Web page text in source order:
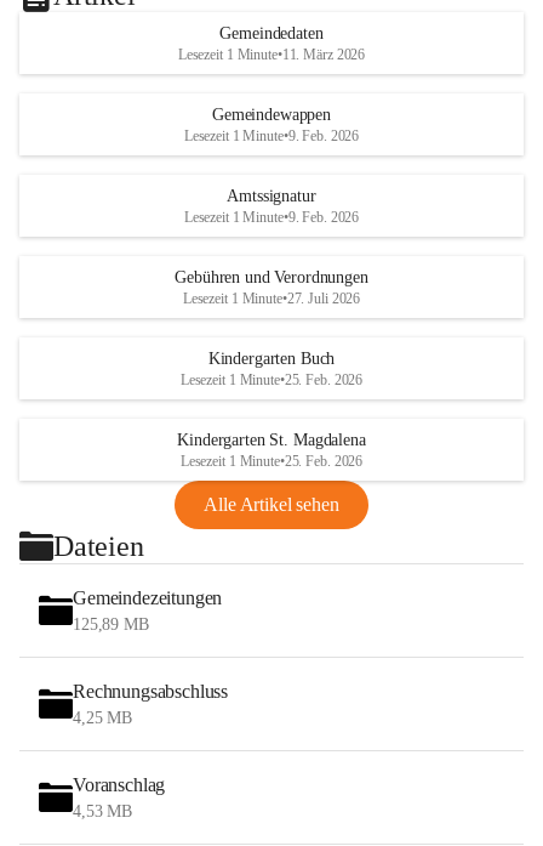
Gemeindedaten
Lesezeit 1 Minute•11. März 2026
Gemeindewappen
Lesezeit 1 Minute•9. Feb. 2026
Amtssignatur
Lesezeit 1 Minute•9. Feb. 2026
Gebühren und Verordnungen
Lesezeit 1 Minute•27. Juli 2026
Kindergarten Buch
Lesezeit 1 Minute•25. Feb. 2026
Kindergarten St. Magdalena
Lesezeit 1 Minute•25. Feb. 2026
Alle Artikel sehen
Dateien
Gemeindezeitungen
125,89 MB
Rechnungsabschluss
4,25 MB
Voranschlag
4,53 MB